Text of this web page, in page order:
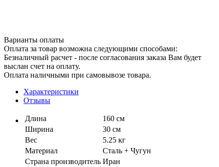
Варианты оплаты
Оплата за товар возможна следующими способами:
Безналичный расчет - после согласования заказа Вам будет
выслан счет на оплату.
Оплата наличными при самовывозе товара.
Характеристики
Отзывы
Длина
160 см
Ширина
30 см
Вес
5.25 кг
Материал
Сталь + Чугун
Страна производитель Иран